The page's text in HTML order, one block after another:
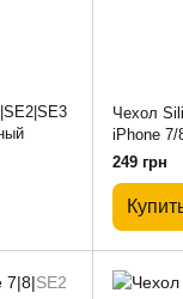
Чехол
iPhone
249 грн